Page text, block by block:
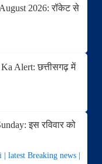
2026: रॉकेट से
Alert: छत्तीसगढ़ में
इस रविवार को
latest Breaking news |